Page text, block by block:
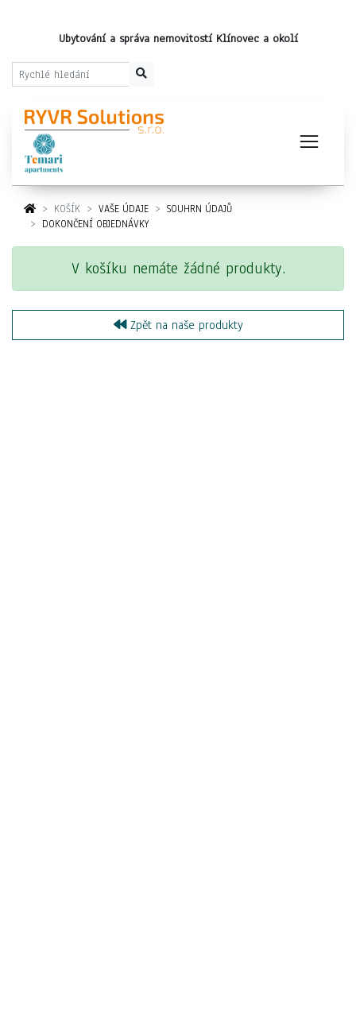
Ubytování a správa nemovitostí Klínovec a okolí
KOŠÍK VAŠE ÚDAJE
SOUHRN ÚDAJŮ
DOKONČENÍ OBJEDNÁVKY
V košíku nemáte žádné produkty.
Zpět na naše produkty